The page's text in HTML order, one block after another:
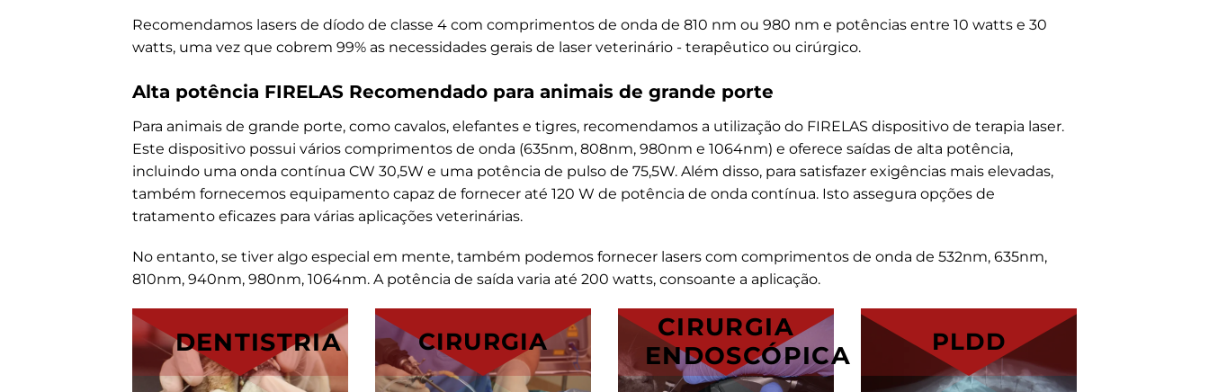
Recomendamos lasers de díodo de classe 4 com comprimentos de onda de 810 nm ou 980 nm e potências entre 10 watts e 30
watts, uma vez que cobrem 99% as necessidades gerais de laser veterinário - terapêutico ou cirúrgico.
Alta potência FIRELAS Recomendado para animais de grande porte
Para animais de grande porte, como cavalos, elefantes e tigres, recomendamos a utilização do FIRELAS dispositivo de terapia laser.
Este dispositivo possui vários comprimentos de onda (635nm, 808nm, 980nm e 1064nm) e oferece saídas de alta potência,
incluindo uma onda contínua CW 30,5W e uma potência de pulso de 75,5W. Além disso, para satisfazer exigências mais elevadas,
também fornecemos equipamento capaz de fornecer até 120 W de potência de onda contínua. Isto assegura opções de
tratamento eficazes para várias aplicações veterinárias.
No entanto, se tiver algo especial em mente, também podemos fornecer lasers com comprimentos de onda de 532nm, 635nm,
810nm, 940nm, 980nm, 1064nm. A potência de saída varia até 200 watts, consoante a aplicação.
DENTISTRIA CIRURGIA
CIRURGIA
ENDOSCÓPICA
PLDD